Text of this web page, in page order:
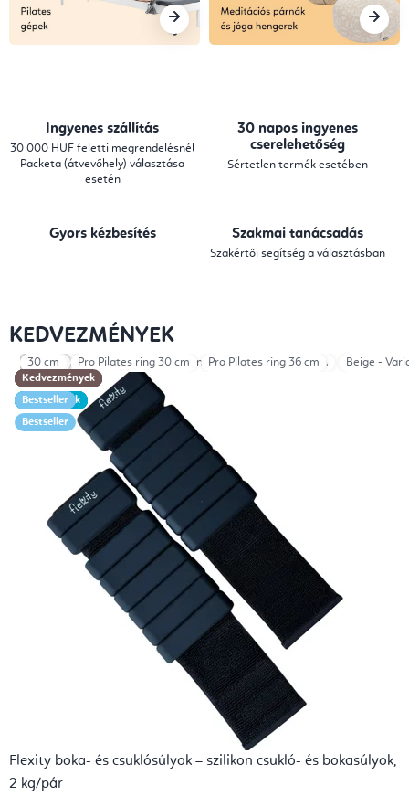
a
,
l
M
e
d
u
Ingyenes szállítás
30 000 HUF feletti megrendelésnél
Packeta (átvevőhely) választása
esetén
30 napos ingyenes
cserelehetőség
Sértetlen termék esetében
Gyors kézbesítés Szakmai tanácsadás
Szakértői segítség a választásban
KEDVEZMÉNYEK
Kedvezmények
Újdonságok
Flexity boka- és csuklósúlyok – szilikon csukló- és bokasúlyok,
2 kg/pár
Beige - Variant A Black - Variant A Mocha - Variant A Beige -
Kedvezmények
Újdonságok
Fekete Beige Brown
Kedvezmények
Újdonságok
Bestseller
Fekete
Kedvezmények
Újdonságok
Fekete Mocha Beige
Kedvezmények
Újdonságok
Fekete Beige Brown
Kedvezmények
Újdonságok
Fekete Mocha Beige
Kedvezmények
Bestseller
30 cm Pro Pilates ring 30 cm Pro Pilates ring 36 cm
Kedvezmények
Bestseller